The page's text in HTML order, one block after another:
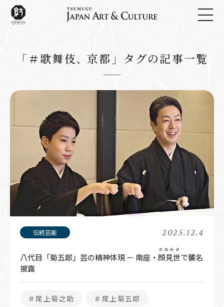
「＃歌舞伎､ 京都」タグの記事一覧
2025.12.4
八代目「菊五郎」芸の精神体現 － 南座・ 顔見世
かおみせ
で襲名
披露
＃尾上菊之助 ＃尾上菊五郎